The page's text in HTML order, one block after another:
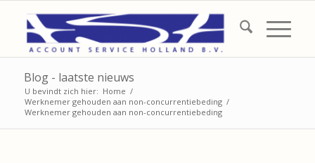
Blog - laatste nieuws
U bevindt zich hier: Home /
Werknemer gehouden aan non-concurrentiebeding /
Werknemer gehouden aan non-concurrentiebeding